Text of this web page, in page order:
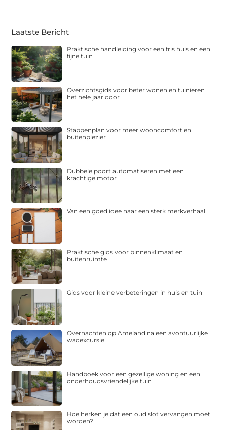
Laatste Bericht
Praktische handleiding voor een fris huis en een
fijne tuin
Overzichtsgids voor beter wonen en tuinieren
het hele jaar door
Stappenplan voor meer wooncomfort en
buitenplezier
Dubbele poort automatiseren met een
krachtige motor
Van een goed idee naar een sterk merkverhaal
Praktische gids voor binnenklimaat en
buitenruimte
Gids voor kleine verbeteringen in huis en tuin
Overnachten op Ameland na een avontuurlijke
wadexcursie
Handboek voor een gezellige woning en een
onderhoudsvriendelijke tuin
Hoe herken je dat een oud slot vervangen moet
worden?